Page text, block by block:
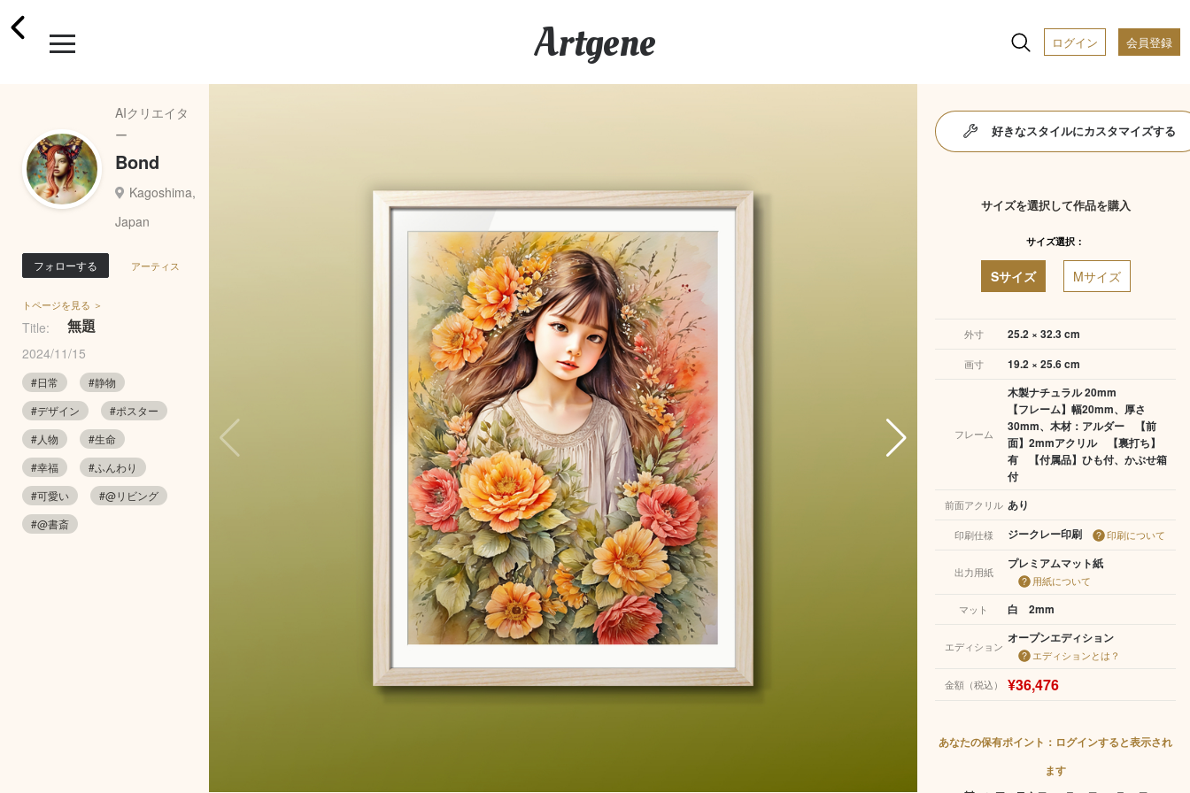
Artgene ログイン 会員登録
AIクリエイタ
ー
Bond
Kagoshima,
Japan
フォローする アーティス
トページを見る ＞
Title: 無題
2024/11/15
#日常
#静物
#デザイン
#ポスター
#人物
#生命
#幸福
#ふんわり
#可愛い
#@リビング
#@書斎
好きなスタイルにカスタマイズする
サイズを選択して作品を購入
サイズ選択：
Sサイズ Mサイズ
外寸 25.2 × 32.3 cm
画寸 19.2 × 25.6 cm
フレーム
木製ナチュラル 20mm
【フレーム】幅20mm、厚さ
30mm、木材：アルダー 【前
面】2mmアクリル 【裏打ち】
有 【付属品】ひも付、かぶせ箱
付
前面アクリル あり
印刷仕様 ジークレー印刷 印刷について
出力用紙
プレミアムマット紙
用紙について
マット
白 2mm
エディション
オープンエディション
エディションとは？
金額（税込） ¥36,476
あなたの保有ポイント：ログインすると表示され
ます